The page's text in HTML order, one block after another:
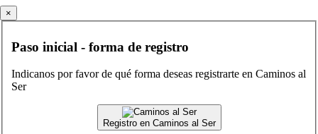
×
Paso inicial - forma de registro
Indicanos por favor de qué forma deseas registrarte en Caminos al
Ser
Registro en Caminos al Ser